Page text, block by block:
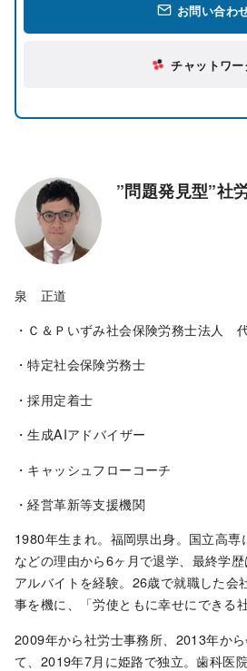
お問い合わ
チャットワー
”問題発見型”社
泉 正道
・Ｃ＆Ｐいずみ社会保険労務士法人
・特定社会保険労務士
・採用定着士
・生成AIアドバイザー
・キャッシュフローコーチ
・経営革新等支援機関
1980年生まれ。福岡県出身。国立高
などの理由から6ヶ月で退学、最終学
アルバイトを経験。26歳で就職した会
事を機に、「労使ともに幸せにできる
2009年から社労士事務所、2013年か
て、2019年7月に姫路で独立。歯科医